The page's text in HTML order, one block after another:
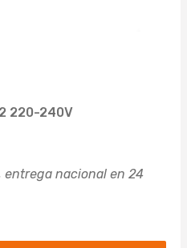
220-240V
entrega nacional en 24